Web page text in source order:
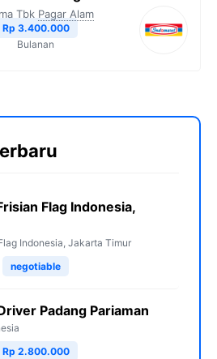
Tbk Pagar Alam
Rp 3.400.000
Bulanan
Flag Indonesia,
Indonesia, Jakarta Timur
negotiable
Padang Pariaman
Rp 2.800.000